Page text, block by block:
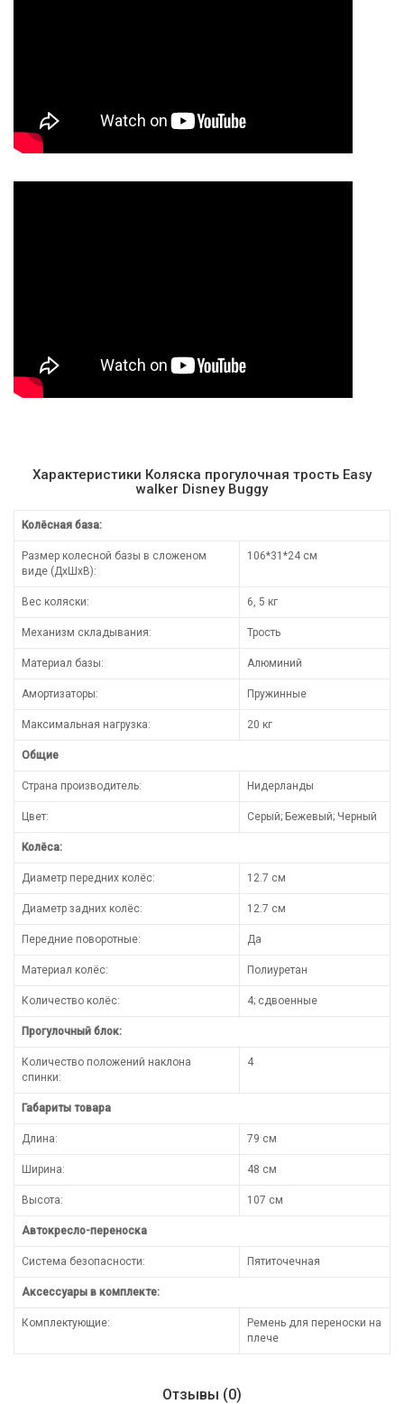
Характеристики Коляска прогулочная трость Easy
walker Disney Buggy
Колёсная база:
Размер колесной базы в сложеном
виде (ДхШхВ):
106*31*24 см
Вес коляски: 6, 5 кг
Механизм складывания: Трость
Материал базы: Алюминий
Амортизаторы: Пружинные
Максимальная нагрузка: 20 кг
Общие
Страна производитель: Нидерланды
Цвет: Серый; Бежевый; Черный
Колёса:
Диаметр передних колёс: 12.7 см
Диаметр задних колёс: 12.7 см
Передние поворотные: Да
Материал колёс: Полиуретан
Количество колёс: 4; сдвоенные
Прогулочный блок:
Количество положений наклона
спинки:
4
Габариты товара
Длина: 79 см
Ширина: 48 см
Высота: 107 см
Автокресло-переноска
Система безопасности: Пятиточечная
Аксессуары в комплекте:
Комплектующие:
Ремень для переноски на
плече
Отзывы (0)